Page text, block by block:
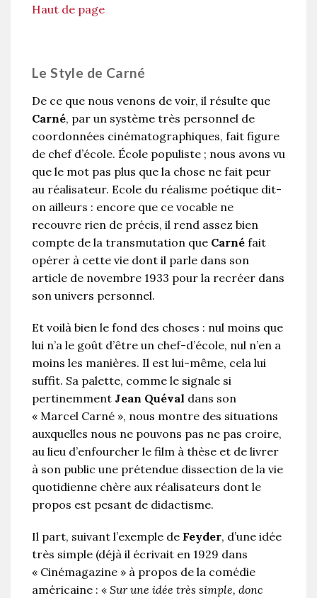
Haut de page
Le Style de Carné
De ce que nous venons de voir, il résulte que
Carné, par un système très personnel de
coordonnées cinématographiques, fait figure
de chef d’école. École populiste ; nous avons vu
que le mot pas plus que la chose ne fait peur
au réalisateur. Ecole du réalisme poétique dit-
on ailleurs : encore que ce vocable ne
recouvre rien de précis, il rend assez bien
compte de la transmutation que Carné fait
opérer à cette vie dont il parle dans son
article de novembre 1933 pour la recréer dans
son univers personnel.
Et voilà bien le fond des choses : nul moins que
lui n’a le goût d’être un chef-d’école, nul n’en a
moins les manières. Il est lui-même, cela lui
suffit. Sa palette, comme le signale si
pertinemment Jean Quéval dans son
« Marcel Carné », nous montre des situations
auxquelles nous ne pouvons pas ne pas croire,
au lieu d’enfourcher le film à thèse et de livrer
à son public une prétendue dissection de la vie
quotidienne chère aux réalisateurs dont le
propos est pesant de didactisme.
Il part, suivant l’exemple de Feyder, d’une idée
très simple (déjà il écrivait en 1929 dans
« Cinémagazine » à propos de la comédie
américaine : « Sur une idée très simple, donc